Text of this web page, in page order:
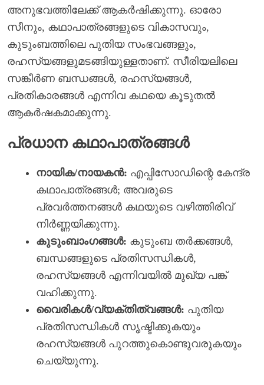
അനുഭവത്തിലേക്ക് ആകർഷിക്കുന്നു. ഓരോ
സീനും, കഥാപാത്രങ്ങളുടെ വികാസവും,
കുടുംബത്തിലെ പുതിയ സംഭവങ്ങളും,
രഹസ്യങ്ങളുമടങ്ങിയുള്ളതാണ്. സീരിയലിലെ
സങ്കീർണ ബന്ധങ്ങൾ, രഹസ്യങ്ങൾ,
പ്രതികാരങ്ങൾ എന്നിവ കഥയെ കൂടുതൽ
ആകർഷകമാക്കുന്നു.
പ്രധാന കഥാപാത്രങ്ങൾ
നായിക/നായകൻ: എപ്പിസോഡിന്റെ കേന്ദ്ര
കഥാപാത്രങ്ങൾ; അവരുടെ
പ്രവർത്തനങ്ങൾ കഥയുടെ വഴിത്തിരിവ്
നിർണ്ണയിക്കുന്നു.
കുടുംബാംഗങ്ങൾ: കുടുംബ തർക്കങ്ങൾ,
ബന്ധങ്ങളുടെ പ്രതിസന്ധികൾ,
രഹസ്യങ്ങൾ എന്നിവയിൽ മുഖ്യ പങ്ക്
വഹിക്കുന്നു.
വൈരികൾ/വ്യക്തിത്വങ്ങൾ: പുതിയ
പ്രതിസന്ധികൾ സൃഷ്ടിക്കുകയും
രഹസ്യങ്ങൾ പുറത്തുകൊണ്ടുവരുകയും
ചെയ്യുന്നു.